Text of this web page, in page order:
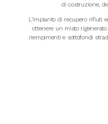
di costruzione,
L’impianto di recupero rifiuti
ottenere un misto
riempimenti e sottofondi